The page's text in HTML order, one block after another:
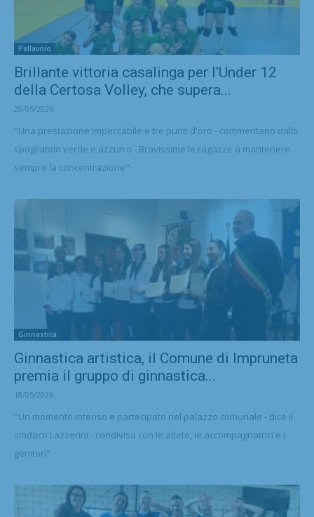
Pallavolo
Brillante vittoria casalinga per l’Under 12
della Certosa Volley, che supera...
28/05/2026
"Una prestazione impeccabile e tre punti d'oro - commentano dallo
spogliatoio verde e azzurro - Bravissime le ragazze a mantenere
sempre la concentrazione"
Ginnastica
Ginnastica artistica, il Comune di Impruneta
premia il gruppo di ginnastica...
18/05/2026
"Un momento intenso e partecipato nel palazzo comunale - dice il
sindaco Lazzerini - condiviso con le atlete, le accompagnatrici e i
genitori"